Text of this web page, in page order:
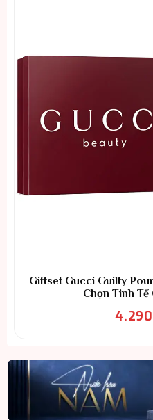
Giftset Gucci Guilty
Chọn Tinh Tế